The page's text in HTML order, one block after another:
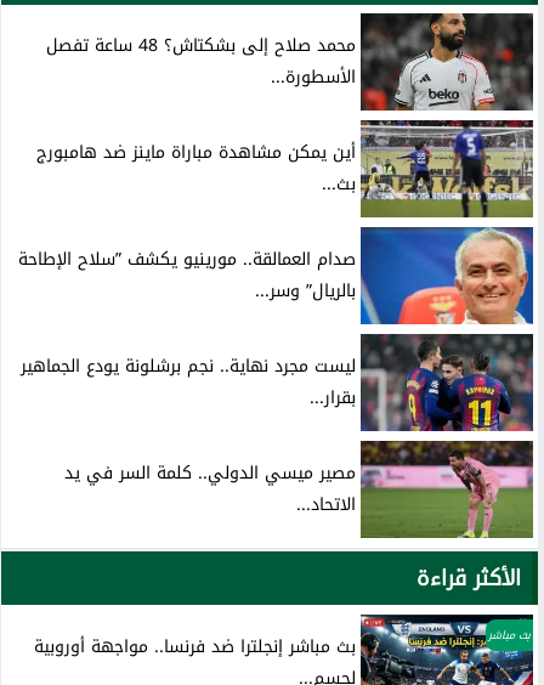
محمد صلاح إلى بشكتاش؟ 48 ساعة تفصل
الأسطورة...
أين يمكن مشاهدة مباراة ماينز ضد هامبورج
بث...
صدام العمالقة.. مورينيو يكشف ”سلاح الإطاحة
بالريال” وسر...
ليست مجرد نهاية.. نجم برشلونة يودع الجماهير
بقرار...
مصير ميسي الدولي.. كلمة السر في يد
الاتحاد...
الأكثر قراءة
بث مباشر
بث مباشر إنجلترا ضد فرنسا.. مواجهة أوروبية
لحسم...